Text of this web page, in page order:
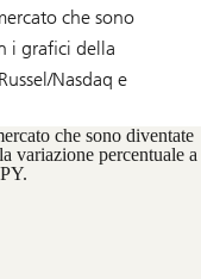
che sono
i grafici della
Nasdaq e